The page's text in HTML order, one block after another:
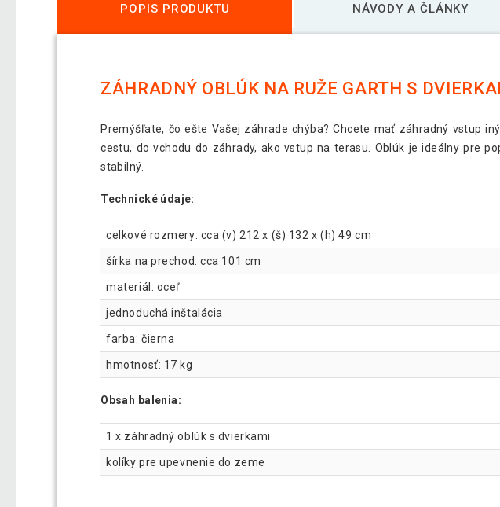
POPIS PRODUKTU NÁVODY A ČLÁNKY
ZÁHRADNÝ OBLÚK NA RUŽE GARTH S
Premýšľate, čo ešte Vašej záhrade chýba? Chcete mať záhradný vstup
cestu, do vchodu do záhrady, ako vstup na terasu. Oblúk je ideálny pre
stabilný.
Technické údaje:
celkové rozmery: cca (v) 212 x (š) 132 x (h) 49 cm
šírka na prechod: cca 101 cm
materiál: oceľ
jednoduchá inštalácia
farba: čierna
hmotnosť: 17 kg
Obsah balenia:
1 x záhradný oblúk s dvierkami
kolíky pre upevnenie do zeme